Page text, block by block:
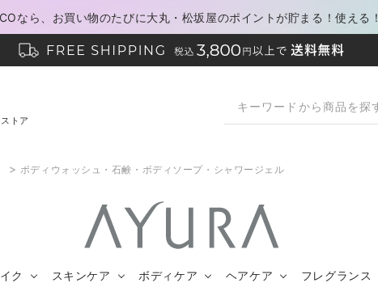
なら、お買い物のたびに大丸・松坂屋のポイントが貯まる！使える！
トア
> ボディウォッシュ・石鹸・ボディソープ・シャワージェル
ク スキンケア ボディケア ヘアケア フレグランス